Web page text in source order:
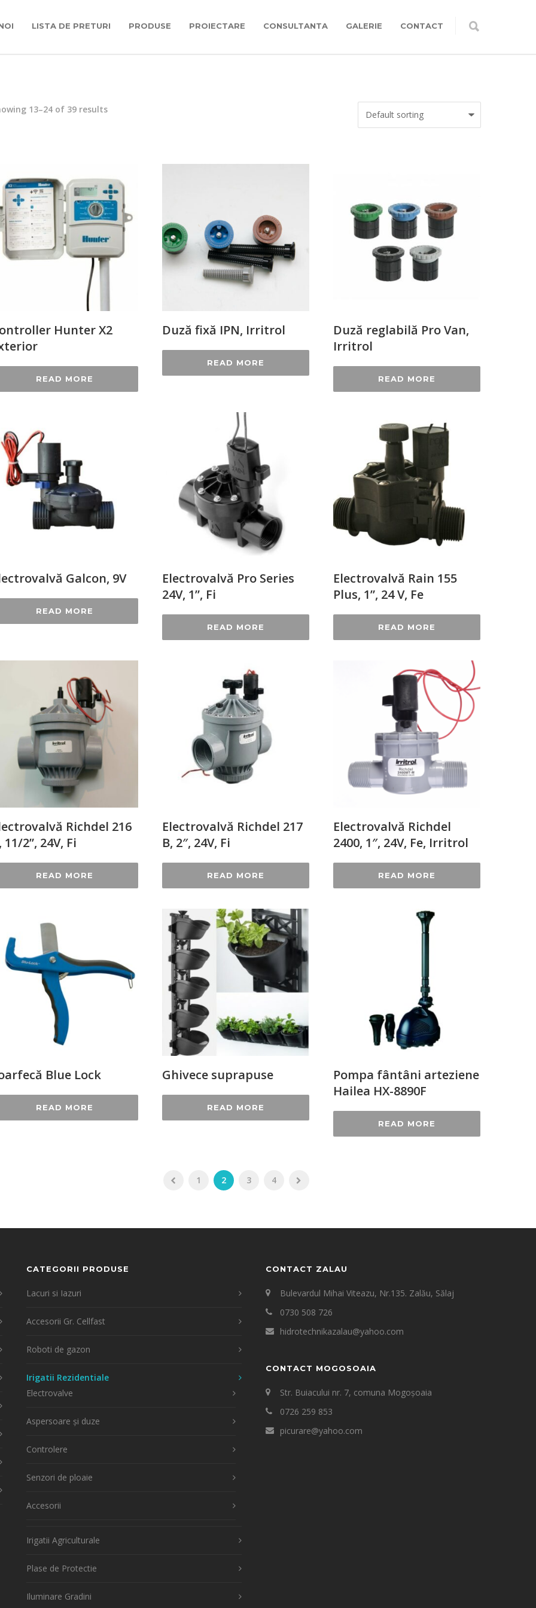
LISTA DE PRETURI PRODUSE PROIECTARE CONSULTANTA GALERIE CONTACT
13–24 of 39 results
Hunter X2
READ MORE
Duză fixă IPN, Irritrol
READ MORE
Duză reglabilă Pro Van,
Irritrol
READ MORE
Galcon, 9V
READ MORE
Electrovalvă Pro Series
24V, 1”, Fi
READ MORE
Electrovalvă Rain 155
Plus, 1”, 24 V, Fe
READ MORE
Richdel 216
11/2”, 24V, Fi
READ MORE
Electrovalvă Richdel 217
B, 2″, 24V, Fi
READ MORE
Electrovalvă Richdel
2400, 1″, 24V, Fe, Irritrol
READ MORE
Blue Lock
READ MORE
Ghivece suprapuse
READ MORE
Pompa fântâni arteziene
Hailea HX-8890F
READ MORE
1 2 3 4
CATEGORII PRODUSE
Lacuri si Iazuri
Accesorii Gr. Cellfast
Roboti de gazon
Irigatii Rezidentiale
Electrovalve
Aspersoare și duze
Controlere
Senzori de ploaie
Accesorii
Irigatii Agriculturale
Plase de Protectie
Iluminare Gradini
CONTACT ZALAU
Bulevardul Mihai Viteazu, Nr.135. Zalău, Sălaj
0730 508 726
hidrotechnikazalau@yahoo.com
CONTACT MOGOSOAIA
Str. Buiacului nr. 7, comuna Mogoșoaia
0726 259 853
picurare@yahoo.com